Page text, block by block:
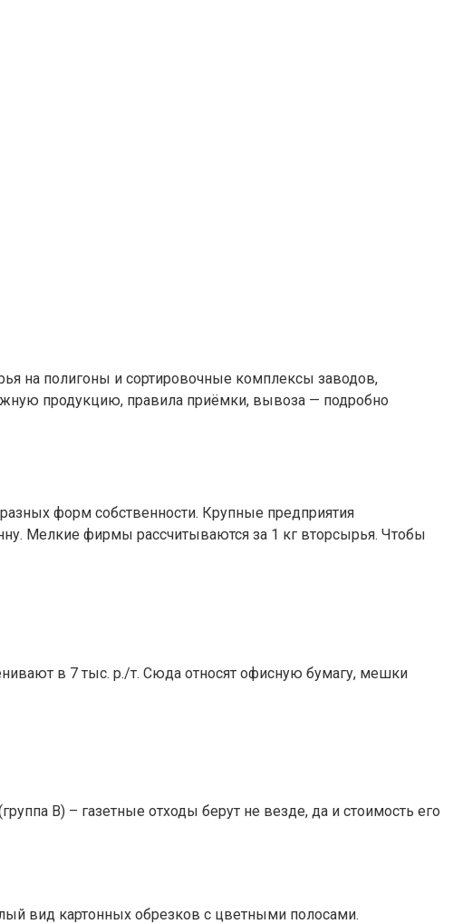
на полигоны и сортировочные комплексы заводов,
продукцию, правила приёмки, вывоза — подробно
форм собственности. Крупные предприятия
Мелкие фирмы рассчитываются за 1 кг вторсырья. Чтобы
в 7 тыс. р./т. Сюда относят офисную бумагу, мешки
В) – газетные отходы берут не везде, да и стоимость его
вид картонных обрезков с цветными полосами.